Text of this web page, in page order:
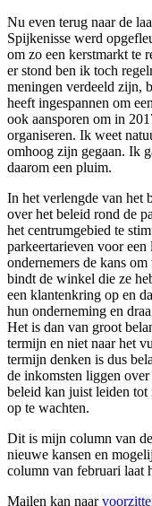
Nu even terug naar de
Spijkenisse werd
om zo een kerstmarkt te
er stond ben ik toch
meningen verdeeld zijn,
heeft ingespannen om
ook aansporen om in
organiseren. Ik weet
omhoog zijn gegaan. Ik
daarom een pluim.
In het verlengde van het
over het beleid rond de
het centrumgebied te
parkeertarieven voor een
ondernemers de kans
bindt de winkel die ze
een klantenkring op en
hun onderneming en
Het is dan van groot
termijn en niet naar het
termijn denken is dus
de inkomsten liggen
beleid kan juist leiden
op te wachten.
Dit is mijn column van
nieuwe kansen en
column van februari laat
Mailen kan naar